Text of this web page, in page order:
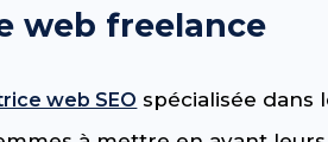
web freelance
web SEO spécialisée dans